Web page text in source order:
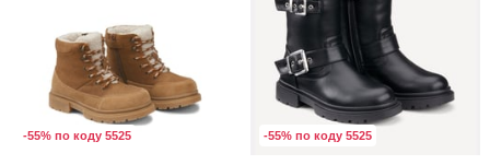
-55% по коду 5525 -55% по коду 5525